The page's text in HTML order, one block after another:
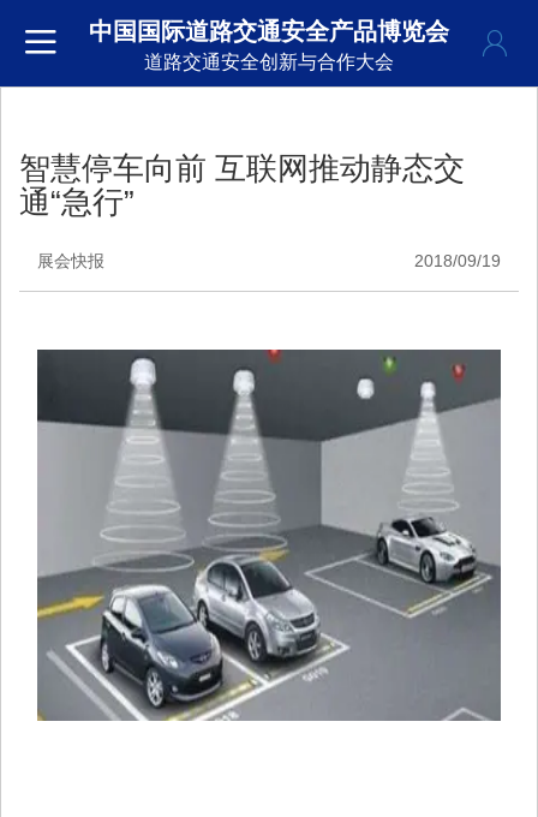
中国国际道路交通安全产品博览会
道路交通安全创新与合作大会
智慧停车向前 互联网推动静态交
通“急行”
展会快报 2018/09/19